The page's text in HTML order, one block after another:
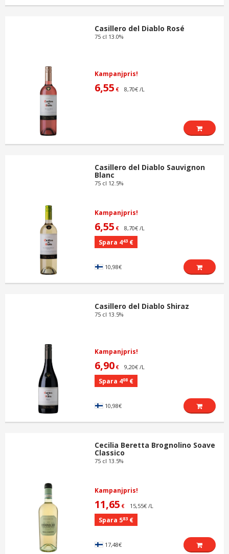
Casillero del Diablo Rosé
75 cl 13.0%
Kampanjpris!
6,55 € 8,70€ /L
Casillero del Diablo Sauvignon
Blanc
75 cl 12.5%
Kampanjpris!
6,55 € 8,70€ /L
Spara 443 €
10,98€
Casillero del Diablo Shiraz
75 cl 13.5%
Kampanjpris!
6,90 € 9,20€ /L
Spara 408 €
10,98€
Cecilia Beretta Brognolino Soave
Classico
75 cl 13.5%
Kampanjpris!
11,65 € 15,55€ /L
Spara 583 €
17,48€